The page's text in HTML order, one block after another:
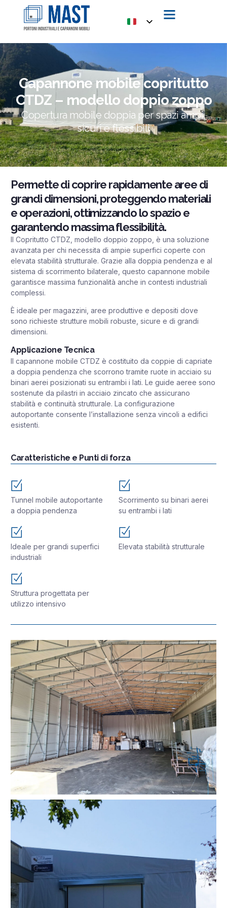
Capannone mobile copritutto
CTDZ – modello doppio zoppo
Copertura mobile doppia per spazi ampi,
sicuri e flessibili
Permette di coprire rapidamente aree di
grandi dimensioni, proteggendo materiali
e operazioni, ottimizzando lo spazio e
garantendo massima flessibilità.
Il Copritutto CTDZ, modello doppio zoppo, è una soluzione
avanzata per chi necessita di ampie superfici coperte con
elevata stabilità strutturale. Grazie alla doppia pendenza e al
sistema di scorrimento bilaterale, questo capannone mobile
garantisce massima funzionalità anche in contesti industriali
complessi.
È ideale per magazzini, aree produttive e depositi dove
sono richieste strutture mobili robuste, sicure e di grandi
dimensioni.
Applicazione Tecnica
Il capannone mobile CTDZ è costituito da coppie di capriate
a doppia pendenza che scorrono tramite ruote in acciaio su
binari aerei posizionati su entrambi i lati. Le guide aeree sono
sostenute da pilastri in acciaio zincato che assicurano
stabilità e continuità strutturale. La configurazione
autoportante consente l’installazione senza vincoli a edifici
esistenti.
Caratteristiche e Punti di forza
Tunnel mobile autoportante
a doppia pendenza
Scorrimento su binari aerei
su entrambi i lati
Ideale per grandi superfici
industriali
Elevata stabilità strutturale
Struttura progettata per
utilizzo intensivo